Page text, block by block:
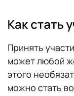
Как стать
Принять
может любой
этого
можно стать